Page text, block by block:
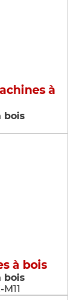
à
bois
à bois
bois